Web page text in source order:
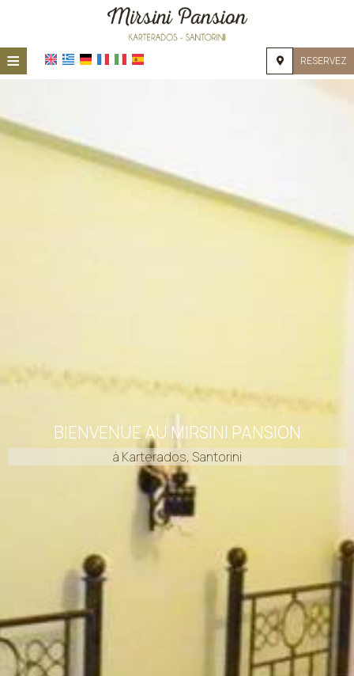
≡ RESERVEZ
HÉBERGEMENT
INSTALLATIONS
BIENVENUE AU MIRSINI PANSION
à Karterados, Santorini